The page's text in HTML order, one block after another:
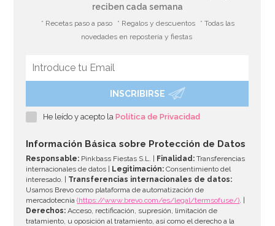
Kit figuras Roscón de Reyes Nº 2 (4 pcs)
AÑADIR
reciben cada semana
* Recetas paso a paso * Regalos y descuentos
* Todas las
novedades en repostería y fiestas
INSCRIBIRSE
He leído y acepto laPolítica de Privacidad
Información Básica sobre Protección de Datos
Responsable: Pinkbass Fiestas S.L. | Finalidad: Transferencias
internacionales de datos |
Legitimación: Consentimiento del
interesado. | Transferencias internacionales de datos:
Usamos Brevo como plataforma de automatización de
mercadotecnia(https://www.brevo.com/es/legal/termsofuse/). |
Derechos: Acceso, rectificación, supresión, limitación de
tratamiento, u oposición al tratamiento, así como el derecho a la